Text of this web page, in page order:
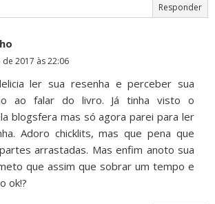
Responder
2017 às 22:06
ler sua resenha e perceber sua
ao falar do livro. Já tinha visto o
blogsfera mas só agora parei para ler
Adoro chicklits, mas que pena que
arrastadas. Mas enfim anoto sua
que assim que sobrar um tempo e
ok!?